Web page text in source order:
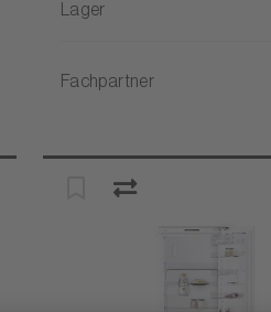
Lager
Fachpartner